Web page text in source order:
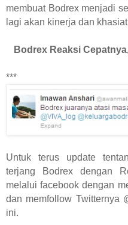
membuat Bodrex menjadi
lagi akan kinerja dan
Bodrex Reaksi
***
Untuk terus update
terjang Bodrex dengan
melalui facebook dengan
dan memfollow Twitternya
ini.